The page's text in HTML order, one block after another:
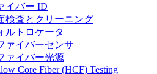
イバー ID
検査とクリーニング
ルトロケータ
ァイバーセンサ
ァイバー光源
Core Fiber (HCF) Testing